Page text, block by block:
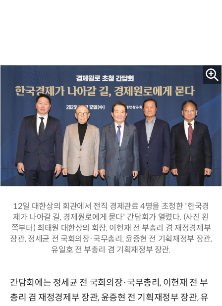
12일 대한상의 회관에서 전직 경제관료 4명을 초청한 '한국경
제가 나아갈 길, 경제원로에게 묻다' 간담회가 열렸다. (사진 왼
쪽부터) 최태원 대한상의 회장, 이헌재 전 부총리 겸 재정경제부
장관, 정세균 전 국회의장·국무총리, 윤증현 전 기획재정부 장관,
유일호 전 부총리 겸 기획재정부 장관.
간담회에는 정세균 전 국회의장·국무총리, 이헌재 전 부
총리 겸 재정경제부 장관, 윤증현 전 기획재정부 장관, 유